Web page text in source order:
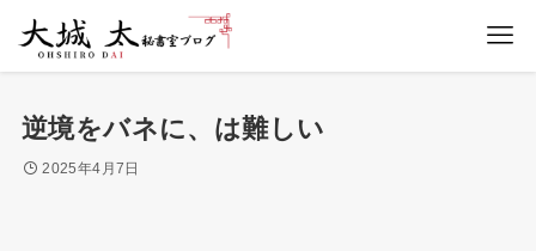
逆境をバネに、は難しい
2025年4月7日